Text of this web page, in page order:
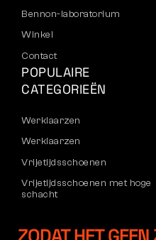
Bennon-laboratorium
Winkel
Contact
POPULAIRE
CATEGORIEËN
Werklaarzen
Werklaarzen
Vrijetijdsschoenen
Vrijetijdsschoenen met hoge
schacht
Sweatshirts